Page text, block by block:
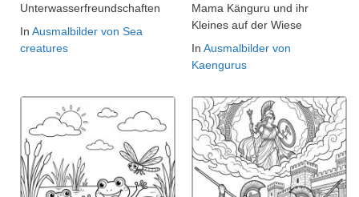
Unterwasserfreundschaften
In Ausmalbilder von Sea
creatures
Mama Känguru und ihr
Kleines auf der Wiese
In Ausmalbilder von
Kaengurus